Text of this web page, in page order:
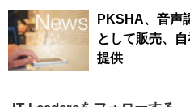
PKSHA、音声
として販売、
提供